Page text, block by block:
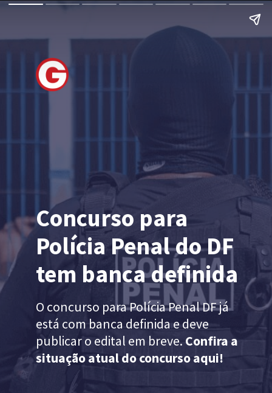
Concurso para
Polícia Penal do DF
tem banca definida
O concurso para Polícia Penal DF já
está com banca definida e deve
publicar o edital em breve. Confira a
situação atual do concurso aqui!